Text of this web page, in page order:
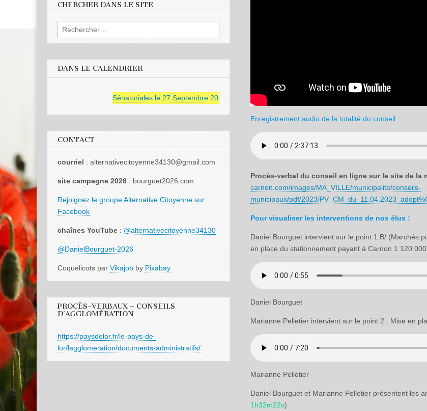
Enregistrement audio de la totalité du conseil
Procès-verbal du conseil en ligne sur le site de la
carnon.com/images/MA_VILLE/municipalite/conseils-
municipaux/pdf/2023/
Pour visualiser les interventions de nos élus :
Daniel Bourguet intervient sur le point 1.B/ (Marchés
en place du stationnement payant à Carnon 1 120
Daniel Bourguet
Marianne Pelletier intervient sur le point 2 : Mise en
Marianne Pelletier
Daniel Bourguet et Marianne Pelletier présentent les
1h32m22s).
CHERCHER DANS LE SITE
Rechercher :
DANS LE CALENDRIER
Sénatoriales le 27 Septembre 2026
CONTACT
courriel : alternativecitoyenne34130@gmail.com
site campagne 2026 : bourguet2026.com
Rejoignez le groupe Alternative Citoyenne sur
Facebook
chaînes YouTube : @alternativecitoyenne34130
@DanielBourguet-2026
Coquelicots par Vikajob by Pixabay
PROCÈS-VERBAUX – CONSEILS
D’AGGLOMÉRATION
https://paysdelor.fr/le-pays-de-
lor/lagglomeration/documents-administratifs/